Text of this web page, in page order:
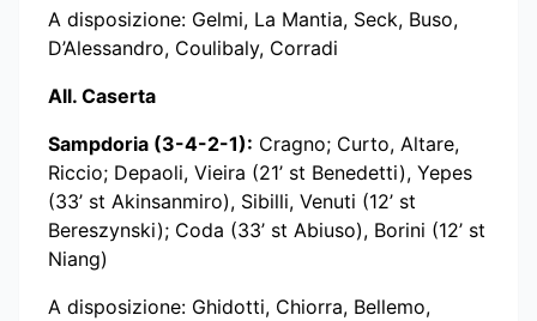
A disposizione: Gelmi, La Mantia, Seck, Buso,
D’Alessandro, Coulibaly, Corradi
All. Caserta
Sampdoria (3-4-2-1): Cragno; Curto, Altare,
Riccio; Depaoli, Vieira (21’ st Benedetti), Yepes
(33’ st Akinsanmiro), Sibilli, Venuti (12’ st
Bereszynski); Coda (33’ st Abiuso), Borini (12’ st
Niang)
A disposizione: Ghidotti, Chiorra, Bellemo,